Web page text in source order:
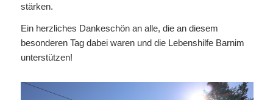
stärken.
Ein herzliches Dankeschön an alle, die an diesem
besonderen Tag dabei waren und die Lebenshilfe Barnim
unterstützen!